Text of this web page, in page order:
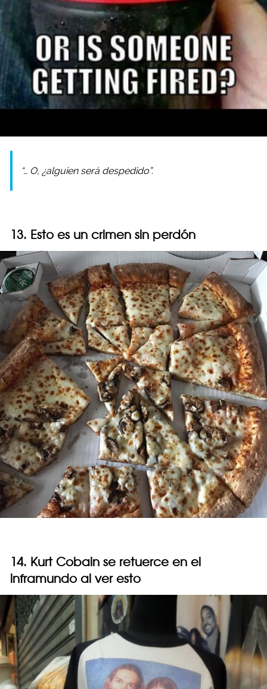
“… O, ¿alguien será despedido”.
13. Esto es un crimen sin perdón
14. Kurt Cobain se retuerce en el
inframundo al ver esto